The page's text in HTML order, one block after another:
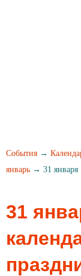
События →
январь → 31 января
31